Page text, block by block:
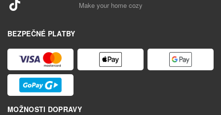
Make your home cozy
BEZPEČNÉ PLATBY
MOŽNOSTI DOPRAVY